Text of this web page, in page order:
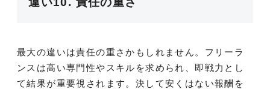
最大の違いは責任の重さかもしれません。フリーラ
ンスは高い専門性やスキルを求められ、即戦力とし
て結果が重要視されます。決して安くはない報酬を